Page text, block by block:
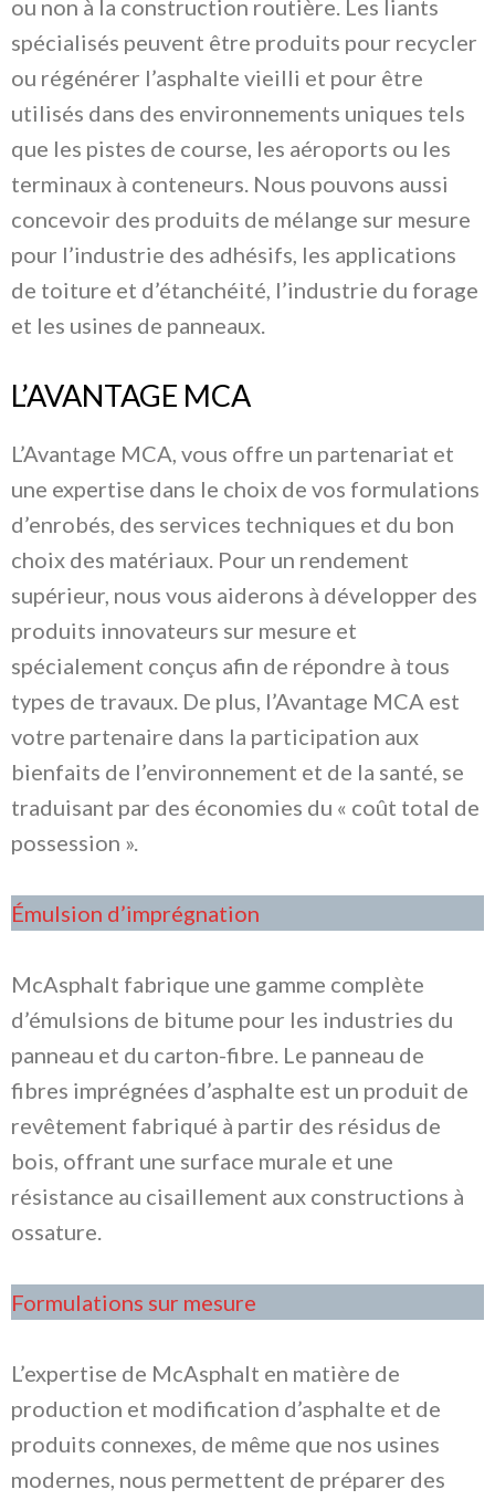
ou non à la construction routière. Les liants
spécialisés peuvent être produits pour recycler
ou régénérer l’asphalte vieilli et pour être
utilisés dans des environnements uniques tels
que les pistes de course, les aéroports ou les
terminaux à conteneurs. Nous pouvons aussi
concevoir des produits de mélange sur mesure
pour l’industrie des adhésifs, les applications
de toiture et d’étanchéité, l’industrie du forage
et les usines de panneaux.
L’AVANTAGE MCA
L’Avantage MCA, vous offre un partenariat et
une expertise dans le choix de vos formulations
d’enrobés, des services techniques et du bon
choix des matériaux. Pour un rendement
supérieur, nous vous aiderons à développer des
produits innovateurs sur mesure et
spécialement conçus afin de répondre à tous
types de travaux. De plus, l’Avantage MCA est
votre partenaire dans la participation aux
bienfaits de l’environnement et de la santé, se
traduisant par des économies du « coût total de
possession ».
Émulsion d’imprégnation
McAsphalt fabrique une gamme complète
d’émulsions de bitume pour les industries du
panneau et du carton-fibre. Le panneau de
fibres imprégnées d’asphalte est un produit de
revêtement fabriqué à partir des résidus de
bois, offrant une surface murale et une
résistance au cisaillement aux constructions à
ossature.
Formulations sur mesure
L’expertise de McAsphalt en matière de
production et modification d’asphalte et de
produits connexes, de même que nos usines
modernes, nous permettent de préparer des